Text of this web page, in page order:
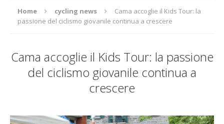
Home cycling news
Cama accoglie il Kids Tour: la
passione del ciclismo giovanile continua a crescere
Cama accoglie il Kids Tour: la passione
del ciclismo giovanile continua a
crescere